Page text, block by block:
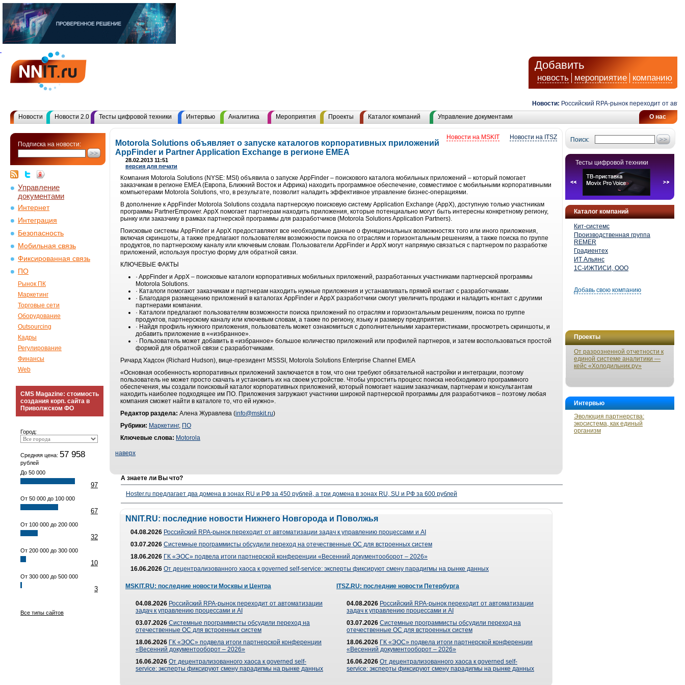
Добавить
новость мероприятие компанию
Новости: Российский RPA-рынок переходит от
О нас
Новости Новости 2.0 Тесты цифровой техники Интервью Аналитика Мероприятия Проекты Каталог компаний Управление документами
Подписка на новости:
Управление
документами
Интернет
Интеграция
Безопасность
Мобильная связь
Фиксированная связь
ПО
Рынок ПК
Маркетинг
Торговые сети
Оборудование
Outsourcing
Кадры
Регулирование
Финансы
Web
CMS Magazine: стоимость
создания корп. сайта в
Приволжском ФО
Город:
Средняя цена: 57 958
рублей
До 50 000
97
От 50 000 до 100 000
67
От 100 000 до 200 000
32
От 200 000 до 300 000
10
От 300 000 до 500 000
3
Все типы сайтов
Поиск:
Тесты цифровой техники
Каталог компаний
Кит-системс
Производственная группа
REMER
Градиентех
ИТ Альянс
1С-ИЖТИСИ, ООО
Добавь свою компанию
Проекты
От разрозненной отчетности к
единой системе аналитики —
кейс «Холодильник.ру»
Интервью
Эволюция партнерства:
экосистема, как единый
организм
Новости на ITSZ
Новости на MSKIT
Motorola Solutions объявляет о запуске каталогов корпоративных приложений
AppFinder и Partner Application Exchange в регионе EMEA
28.02.2013 11:51
версия для печати
Компания Motorola Solutions (NYSE: MSI) объявила о запуске AppFinder – поискового каталога мобильных приложений – который помогает
заказчикам в регионе EMEA (Европа, Ближний Восток и Африка) находить программное обеспечение, совместимое с мобильными корпоративными
компьютерами Motorola Solutions, что, в результате, позволит наладить эффективное управление бизнес-операциями.
В дополнение к AppFinder Motorola Solutions создала партнерскую поисковую систему Application Exchange (AppX), доступную только участникам
программы PartnerEmpower. AppX помогает партнерам находить приложения, которые потенциально могут быть интересны конкретному региону,
рынку или заказчику в рамках партнерской программы для разработчиков (Motorola Solutions Application Partners).
Поисковые системы AppFinder и AppX предоставляют все необходимые данные о функциональных возможностях того или иного приложения,
включая скриншоты, а также предлагают пользователям возможности поиска по отраслям и горизонтальным решениям, а также поиска по группе
продуктов, по партнерскому каналу или ключевым словам. Пользователи AppFinder и AppX могут напрямую связаться с партнером по разработке
приложений, используя простую форму для обратной связи.
КЛЮЧЕВЫЕ ФАКТЫ
· AppFinder и AppX – поисковые каталоги корпоративных мобильных приложений, разработанных участниками партнерской программы
Motorola Solutions.
· Каталоги помогают заказчикам и партнерам находить нужные приложения и устанавливать прямой контакт с разработчиками.
· Благодаря размещению приложений в каталогах AppFinder и AppX разработчики смогут увеличить продажи и наладить контакт с другими
партнерами компании.
· Каталоги предлагают пользователям возможности поиска приложений по отраслям и горизонтальным решениям, поиска по группе
продуктов, партнерскому каналу или ключевым словам, а также по региону, языку и размеру предприятия.
· Найдя профиль нужного приложения, пользователь может ознакомиться с дополнительными характеристиками, просмотреть скриншоты, и
добавить приложение в ««избранное».
· Пользователь может добавить в «избранное» большое количество приложений или профилей партнеров, и затем воспользоваться простой
формой для обратной связи с разработчиками.
Ричард Хадсон (Richard Hudson), вице-президент MSSSI, Motorola Solutions Enterprise Channel EMEA
«Основная особенность корпоративных приложений заключается в том, что они требуют обязательной настройки и интеграции, поэтому
пользователь не может просто скачать и установить их на своем устройстве. Чтобы упростить процесс поиска необходимого программного
обеспечения, мы создали поисковый каталог корпоративных приложений, который помогает нашим заказчикам, партнерам и консультантам
находить наиболее подходящее им ПО. Приложения загружают участники широкой партнерской программы для разработчиков – поэтому любая
компания сможет найти в каталоге то, что ей нужно».
Редактор раздела: Алена Журавлева (info@mskit.ru)
Рубрики: Маркетинг, ПО
Ключевые слова: Motorola
наверх
А знаете ли Вы что?
Hoster.ru предлагает два домена в зонах RU и РФ за 450 рублей, а три домена в зонах RU, SU и РФ за 600 рублей
NNIT.RU: последние новости Нижнего Новгорода и Поволжья
04.08.2026 Российский RPA-рынок переходит от автоматизации задач к управлению процессами и AI
03.07.2026 Системные программисты обсудили переход на отечественные ОС для встроенных систем
18.06.2026 ГК «ЭОС» подвела итоги партнерской конференции «Весенний документооборот – 2026»
16.06.2026 От децентрализованного хаоса к governed self-service: эксперты фиксируют смену парадигмы на рынке данных
MSKIT.RU: последние новости Москвы и Центра
04.08.2026 Российский RPA-рынок переходит от автоматизации
задач к управлению процессами и AI
03.07.2026 Системные программисты обсудили переход на
отечественные ОС для встроенных систем
18.06.2026 ГК «ЭОС» подвела итоги партнерской конференции
«Весенний документооборот – 2026»
16.06.2026 От децентрализованного хаоса к governed self-
service: эксперты фиксируют смену парадигмы на рынке данных
ITSZ.RU: последние новости Петербурга
04.08.2026 Российский RPA-рынок переходит от автоматизации
задач к управлению процессами и AI
03.07.2026 Системные программисты обсудили переход на
отечественные ОС для встроенных систем
18.06.2026 ГК «ЭОС» подвела итоги партнерской конференции
«Весенний документооборот – 2026»
16.06.2026 От децентрализованного хаоса к governed self-
service: эксперты фиксируют смену парадигмы на рынке данных